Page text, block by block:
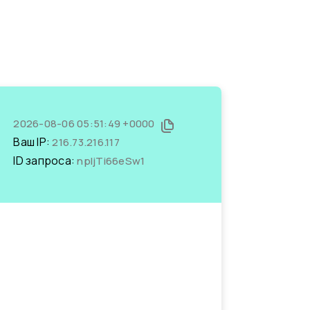
2026-08-06 05:51:49 +0000
Ваш IP:216.73.216.117
ID запроса:npIjTi66eSw1